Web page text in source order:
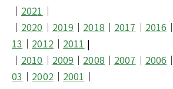
│ 2021 │
│ 2020 │ 2019 │ 2018 │ 2017 │ 2016 │
13 │ 2012│ 2011 |
│ 2010 │ 2009 │ 2008 │ 2007 │ 2006 │
03 │ 2002│ 2001 │